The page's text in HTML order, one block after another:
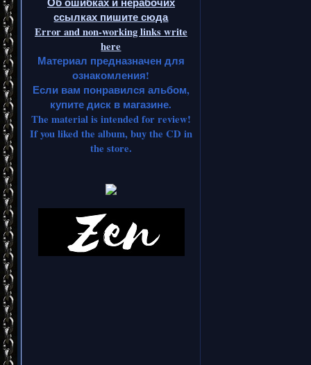
ссылках пишите сюда
Error and non-working links write
here
Материал предназначен для
ознакомления!
Если вам понравился альбом,
купите диск в магазине.
The material is intended for review!
If you liked the album, buy the CD in
the store.